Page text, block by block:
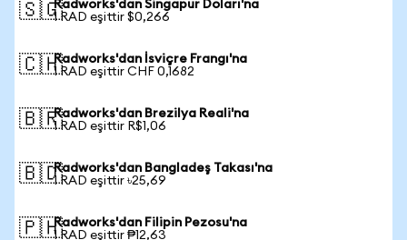
🇸🇬Radworks'dan Singapur Doları'na
1 RAD eşittir $0,266
🇨🇭Radworks'dan İsviçre Frangı'na
1 RAD eşittir CHF 0,1682
🇧🇷Radworks'dan Brezilya Reali'na
1 RAD eşittir R$1,06
🇧🇩Radworks'dan Bangladeş Takası'na
1 RAD eşittir ৳25,69
🇵🇭Radworks'dan Filipin Pezosu'na
1 RAD eşittir ₱12,63